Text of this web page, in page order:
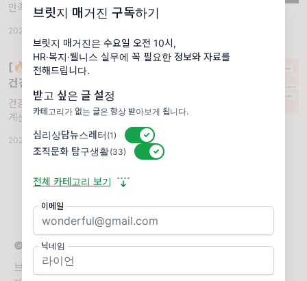
브릿지 매거진 구독하기
브릿지 매거진은 수요일 오전 10시,
HR·복지·웰니스 실무에 꼭 필요한 정보와 자료를
전해드립니다.
받고 싶은 글 설정
카테고리가 없는 글은 항상 받아보게 됩니다.
심리상담뉴스레터 (1) 활성/비활성 스위치
조직문화 탐구생활 (33) 활성/비활성 스위치
전체 카테고리 보기
이메일
닉네임
만족도 높은 크리스마스 체험형 웰니스 프로그
램 TOP 3 추천. 리스 만들기, 생화 트리, 다육
이 테라리움으로 의미 있는 연말 행사 준비하세
요.. 안녕하세요, 달램입니다. 벌써 11월이네요!
날씨가 영하로 떨어지기 시작하니, 연말이 다...
2025.11.05
[🔥 실무 자료 공유] 보건관리자를 위한
건강증진 프로그램 Q&A 정리본
건강증진 프로그램 도입, 아직도 혼자 고민하고
계신가요? 😢 우리 회사 건강증진 프로그램,
도대체 어디부터 어떻게 시작해야 할까요? 📄
프로그램 예산, 경영진에게 어떻게 보고해야
2026.04.08 · 조회 1.49K
© 2026 브릿지 매거진
브릿지 매거진은 사람과 조직의 건강한 성장을 돕는 뉴스